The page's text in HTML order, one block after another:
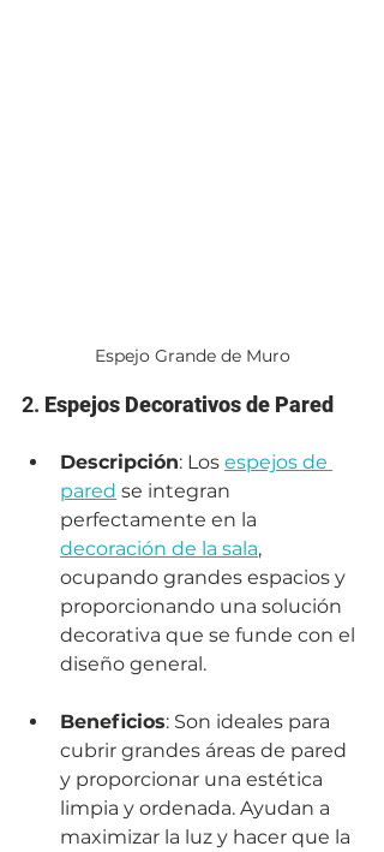
Espejo Grande de Muro
2. Espejos Decorativos de Pared
Descripción: Los espejos de
pared se integran
perfectamente en la
decoración de la sala,
ocupando grandes espacios y
proporcionando una solución
decorativa que se funde con el
diseño general.
Beneficios: Son ideales para
cubrir grandes áreas de pared
y proporcionar una estética
limpia y ordenada. Ayudan a
maximizar la luz y hacer que la